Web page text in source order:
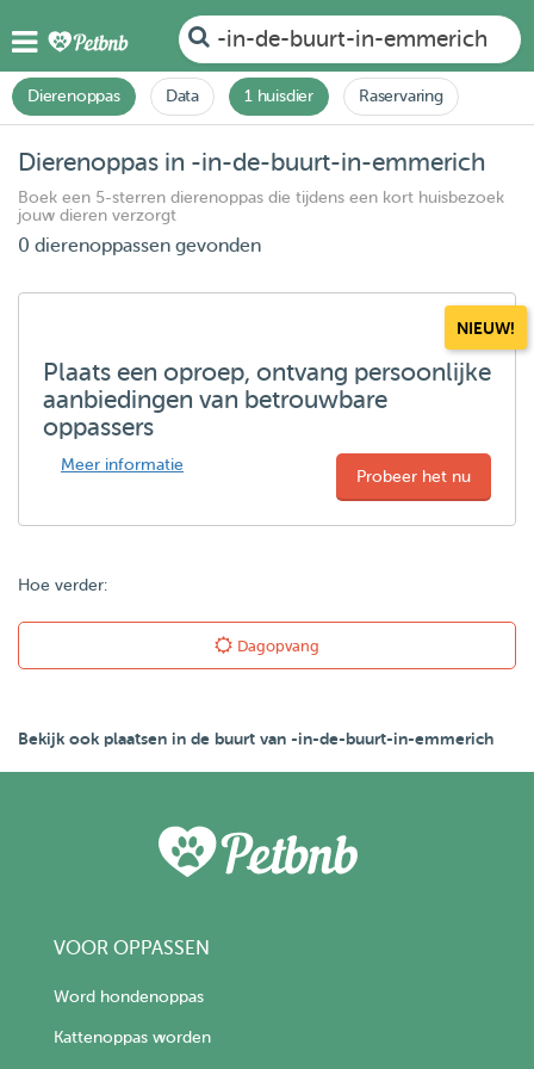
-in-de-buurt-in-emmerich
Dierenoppas Data 1 huisdier Raservaring
Dierenoppas in -in-de-buurt-in-emmerich
Boek een 5-sterren dierenoppas die tijdens een kort huisbezoek
jouw dieren verzorgt
0 dierenoppassen gevonden
NIEUW!
Plaats een oproep, ontvang persoonlijke
aanbiedingen van betrouwbare
oppassers
Meer informatie
Probeer het nu
Hoe verder:
Dagopvang
Bekijk ook plaatsen in de buurt van -in-de-buurt-in-emmerich
VOOR OPPASSEN
Word hondenoppas
Kattenoppas worden